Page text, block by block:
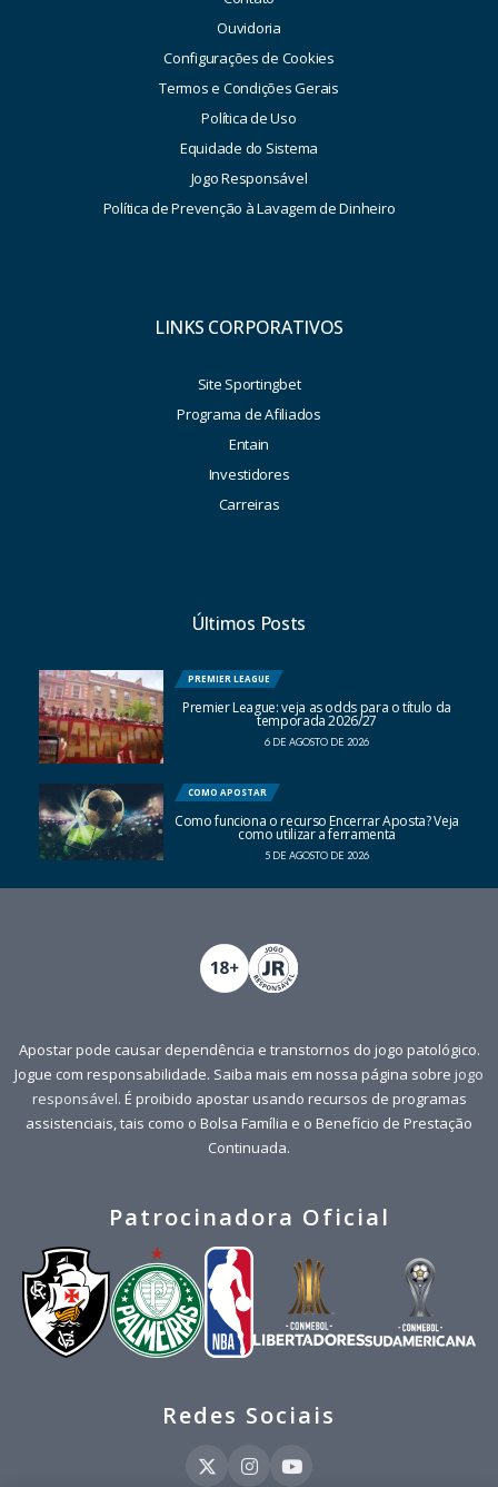
Ouvidoria
Configurações de Cookies
Termos e Condições Gerais
Política de Uso
Equidade do Sistema
Jogo Responsável
Política de Prevenção à Lavagem de Dinheiro
LINKS CORPORATIVOS
Site Sportingbet
Programa de Afiliados
Entain
Investidores
Carreiras
Últimos Posts
PREMIER LEAGUE
Premier League: veja as odds para o título da
temporada 2026/27
6 DE AGOSTO DE 2026
COMO APOSTAR
Como funciona o recurso Encerrar Aposta? Veja
como utilizar a ferramenta
5 DE AGOSTO DE 2026
Apostar pode causar dependência e transtornos do jogo patológico.
Jogue com responsabilidade. Saiba mais em nossa página sobre jogo
responsável. É proibido apostar usando recursos de programas
assistenciais, tais como o Bolsa Família e o Benefício de Prestação
Continuada.
Patrocinadora Oficial
Redes Sociais